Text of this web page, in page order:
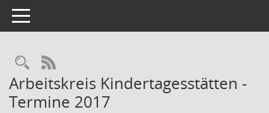
Toggle navigation
Rechercheauswahl
RSS-Feed
Arbeitskreis Kindertagesstätten -
Termine 2017